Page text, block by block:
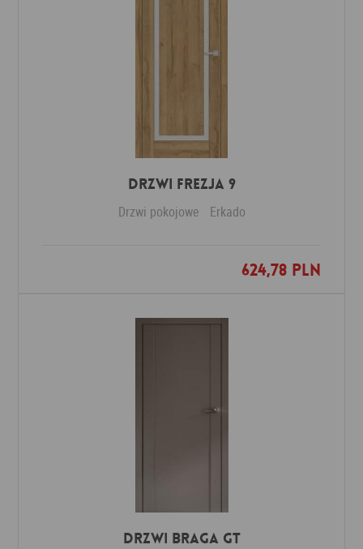
DRZWI FREZJA 9
Drzwi pokojowe Erkado
624,78 PLN
Dodaj do ulubionych
Drzwi Braga GT